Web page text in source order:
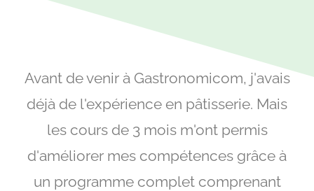
Avant de venir à Gastronomicom, j'avais
déjà de l'expérience en pâtisserie. Mais
les cours de 3 mois m'ont permis
d'améliorer mes compétences grâce à
un programme complet comprenant